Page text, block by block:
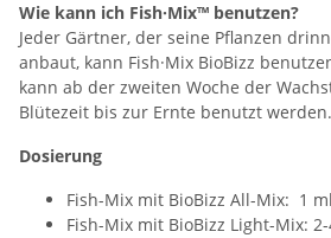
Wie kann ich Fish·Mix™ benutzen?
Jeder Gärtner, der seine Pflanzen
anbaut, kann Fish·Mix BioBizz
kann ab der zweiten Woche der
Blütezeit bis zur Ernte benutzt werden.
Dosierung
Fish-Mix mit BioBizz All-Mix: 1
Fish-Mix mit BioBizz Light-Mix: